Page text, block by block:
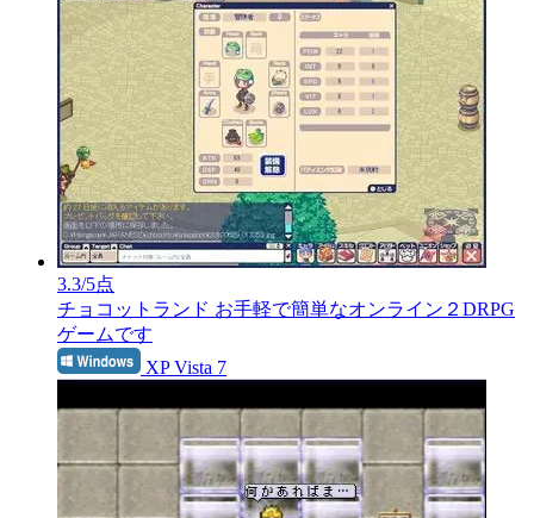
3.3/5点
チョコットランド お手軽で簡単なオンライン２DRPG
ゲームです
XP Vista 7